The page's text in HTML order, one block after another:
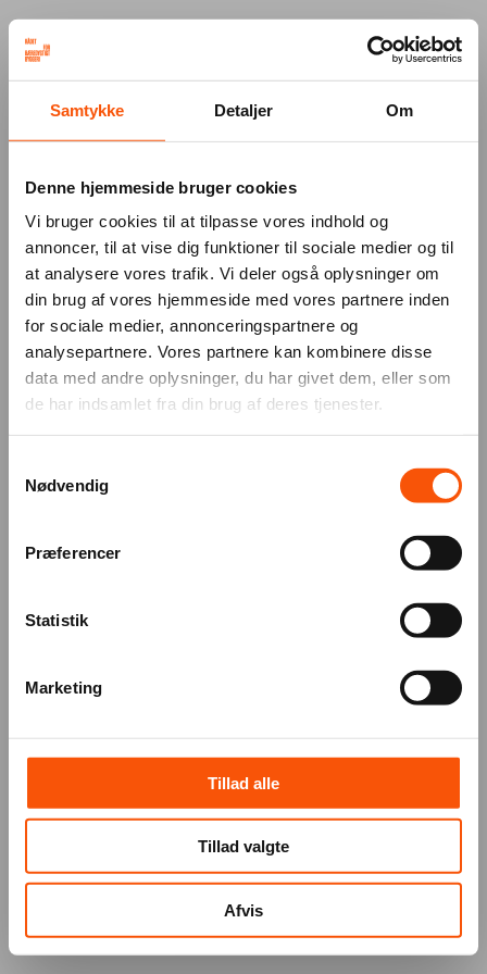
Samtykke Detaljer Om
Denne hjemmeside bruger cookies
Vi bruger cookies til at tilpasse vores indhold og
annoncer, til at vise dig funktioner til sociale medier og til
at analysere vores trafik. Vi deler også oplysninger om
din brug af vores hjemmeside med vores partnere inden
for sociale medier, annonceringspartnere og
analysepartnere. Vores partnere kan kombinere disse
data med andre oplysninger, du har givet dem, eller som
de har indsamlet fra din brug af deres tjenester.
Nødvendig
Præferencer
Statistik
Marketing
Tillad alle
Tillad valgte
Afvis
Your browser was unable to load
again in a few moments and make sure not
to use ad-blockers.